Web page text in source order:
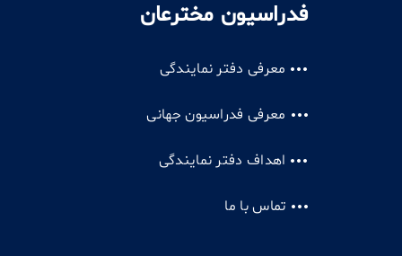
فدراسیون مخترعان
معرفی دفتر نمایندگی
معرفی فدراسیون جهانی
اهداف دفتر نمایندگی
تماس با ما